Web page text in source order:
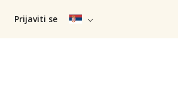
Prijaviti se